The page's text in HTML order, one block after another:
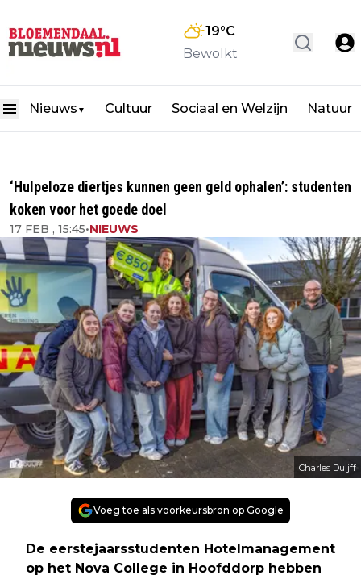
19°C
Bewolkt
Nieuws ▼ Cultuur Sociaal en Welzijn Natuur
‘Hulpeloze diertjes kunnen geen geld ophalen’: studenten
koken voor het goede doel
17 FEB , 15:45•NIEUWS
Charles Duijff
Voeg toe als voorkeursbron op Google
De eerstejaarsstudenten Hotelmanagement
op het Nova College in Hoofddorp hebben